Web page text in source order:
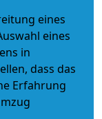
eines
eines
in
dass das
Erfahrung